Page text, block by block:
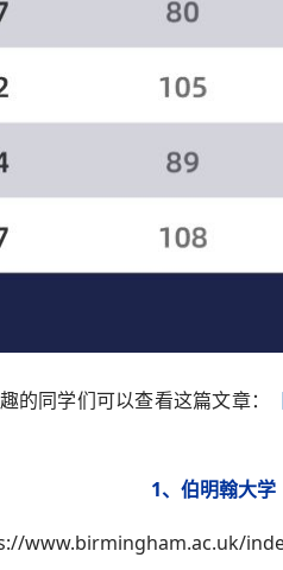
的同学们可以查看这篇文章：
1、伯明翰大学
www.birmingham.ac.uk/